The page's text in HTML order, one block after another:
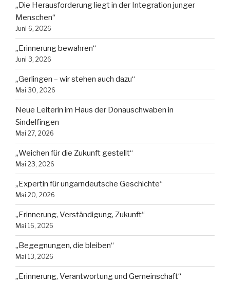
„Die Herausforderung liegt in der Integration junger
Menschen“
Juni 6, 2026
„Erinnerung bewahren“
Juni 3, 2026
„Gerlingen – wir stehen auch dazu“
Mai 30, 2026
Neue Leiterin im Haus der Donauschwaben in
Sindelfingen
Mai 27, 2026
„Weichen für die Zukunft gestellt“
Mai 23, 2026
„Expertin für ungarndeutsche Geschichte“
Mai 20, 2026
„Erinnerung, Verständigung, Zukunft“
Mai 16, 2026
„Begegnungen, die bleiben“
Mai 13, 2026
„Erinnerung, Verantwortung und Gemeinschaft“